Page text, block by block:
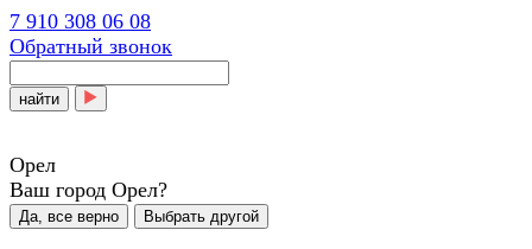
7 910 308 06 08
Обратный звонок
найти
Орел
Ваш город Орел?
Да, все верно Выбрать другой